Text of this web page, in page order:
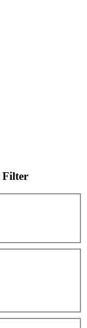
Filter